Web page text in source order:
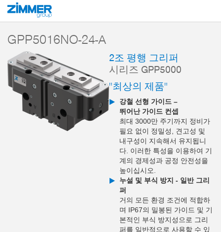
시작 제품
GPP5016NO-24-A
2조 평행 그리퍼
시리즈 GPP5000
"최상의 제품"
강철 선형 가이드 –
뛰어난 가이드 컨셉
최대 3000만 주기까지 정비가
필요 없이 정밀성, 견고성 및
내구성이 지속해서 유지됩니
다. 이러한 특성을 이용하여 기
계의 경제성과 공정 안전성을
높이십시오.
누설 및 부식 방지 - 일반 그리
퍼
거의 모든 환경 조건에 적합하
며 IP67의 밀봉된 가이드 및 기
본적인 부식 방지성으로 그리
퍼를 일반적으로 사용할 수 있